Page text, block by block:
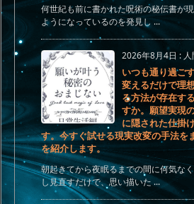
何世紀も前に書かれた呪術の秘伝書が
ようになっているのを発見し ...
2026年8月4日 :
いつも通り過ご
変えるだけで理
る方法が存在す
すか。願望実現
に隠された仕掛
す。今すぐ試せる現実改変の手法を
を紹介します。
朝起きてから夜眠るまでの間に何気な
し見直すだけで、思い描いた ...